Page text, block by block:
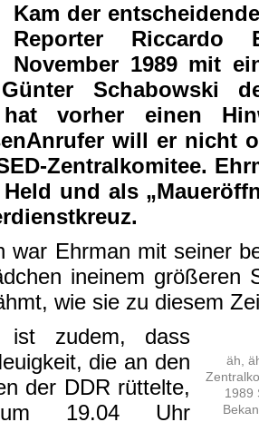
Kam der
Reporter
November 1989 mit
Schabowski
vorher einen
will er nicht
Zentralkomitee.
und als
war Ehrman mit seiner
ineinem größeren
wie sie zu diesem
äh,
1989
ist zudem, dass
die an den
der DDR rüttelte,
19.04 Uhr